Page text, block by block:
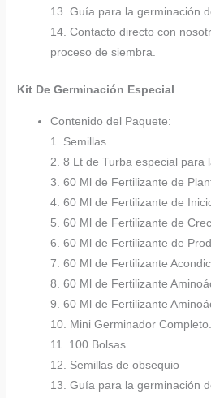
13. Guía para la germinación
14. Contacto directo con
proceso de siembra.
Kit De Germinación Especial
Contenido del Paquete:
1. Semillas.
2. 8 Lt de Turba especial para
3. 60 Ml de Fertilizante de
4. 60 Ml de Fertilizante de
5. 60 Ml de Fertilizante de
6. 60 Ml de Fertilizante de
7. 60 Ml de Fertilizante
8. 60 Ml de Fertilizante
9. 60 Ml de Fertilizante
10. Mini Germinador Completo.
11. 100 Bolsas.
12. Semillas de obsequio
13. Guía para la germinación